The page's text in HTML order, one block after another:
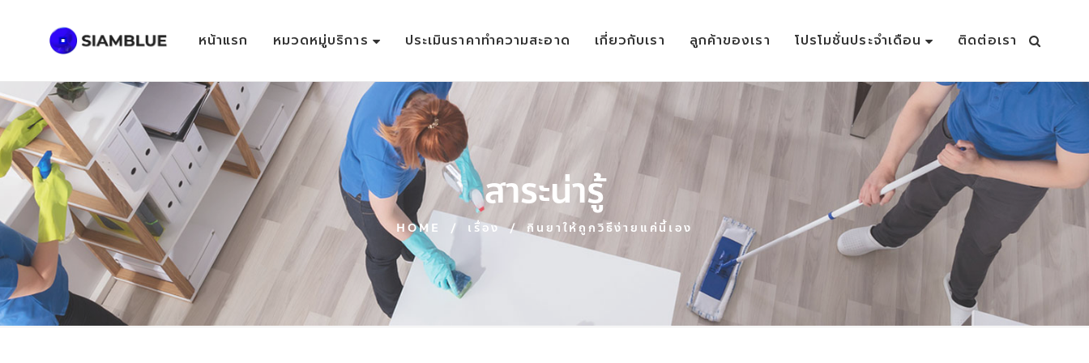
หน้าแรก หมวดหมู่บริการ ประเมินราคาทำความสะอาด เกี่ยวกับเรา ลูกค้าของเรา โปรโมชั่นประจำเดือน ติดต่อเรา
สาระน่ารู้
HOME / เรื่อง / กินยาให้ถูกวิธีง่ายแค่นี้เอง